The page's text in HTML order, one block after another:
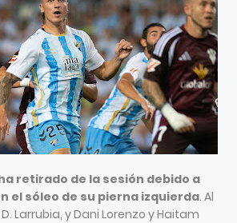
retirado de la sesión debido a
el sóleo de su pierna izquierda. Al
Larrubia, y Dani Lorenzo y Haitam